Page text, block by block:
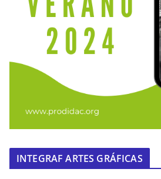
INTEGRAF ARTES GRÁFICAS